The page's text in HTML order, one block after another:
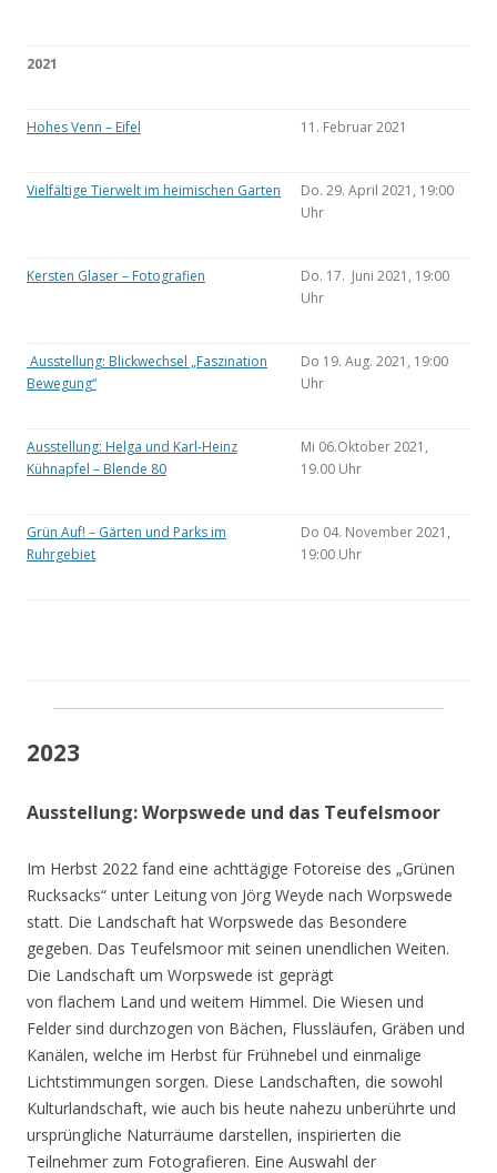
2021
Hohes Venn – Eifel 11. Februar 2021
Vielfältige Tierwelt im heimischen Garten
Do. 29. April 2021, 19:00
Uhr
Kersten Glaser – Fotografien
Do. 17. Juni 2021, 19:00
Uhr
Ausstellung: Blickwechsel „Faszination
Bewegung“
Do 19. Aug. 2021, 19:00
Uhr
Ausstellung: Helga und Karl-Heinz
Kühnapfel – Blende 80
Mi 06.Oktober 2021,
19.00 Uhr
Grün Auf! – Gärten und Parks im
Ruhrgebiet
Do 04. November 2021,
19:00 Uhr
2023
Ausstellung: Worpswede und das Teufelsmoor
Im Herbst 2022 fand eine achttägige Fotoreise des „Grünen
Rucksacks“ unter Leitung von Jörg Weyde nach Worpswede
statt. Die Landschaft hat Worpswede das Besondere
gegeben. Das Teufelsmoor mit seinen unendlichen Weiten.
Die Landschaft um Worpswede ist geprägt
von flachem Land und weitem Himmel. Die Wiesen und
Felder sind durchzogen von Bächen, Flussläufen, Gräben und
Kanälen, welche im Herbst für Frühnebel und einmalige
Lichtstimmungen sorgen. Diese Landschaften, die sowohl
Kulturlandschaft, wie auch bis heute nahezu unberührte und
ursprüngliche Naturräume darstellen, inspirierten die
Teilnehmer zum Fotografieren. Eine Auswahl der